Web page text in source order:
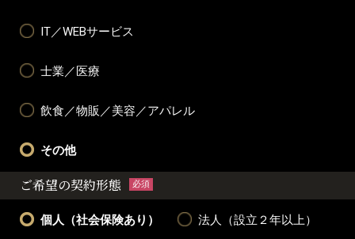
IT／WEBサービス
士業／医療
飲食／物販／美容／アパレル
その他
ご希望の契約形態 必須
個人（社会保険あり） 法人（設立２年以上）